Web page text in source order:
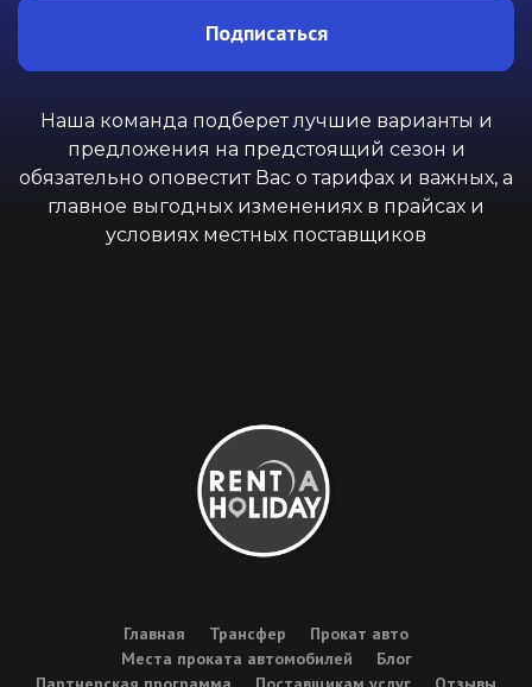
Подписаться
Наша команда подберет лучшие варианты и
предложения на предстоящий сезон и
обязательно оповестит Вас о тарифах и важных, а
главное выгодных изменениях в прайсах и
условиях местных поставщиков
Главная Трансфер
Прокат авто
Места проката автомобилей
Блог